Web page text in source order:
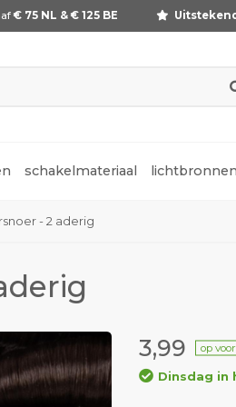
€ 75 NL & € 125 BE
schakelmateriaal
- 2 aderig
3,99 op
Dinsdag in